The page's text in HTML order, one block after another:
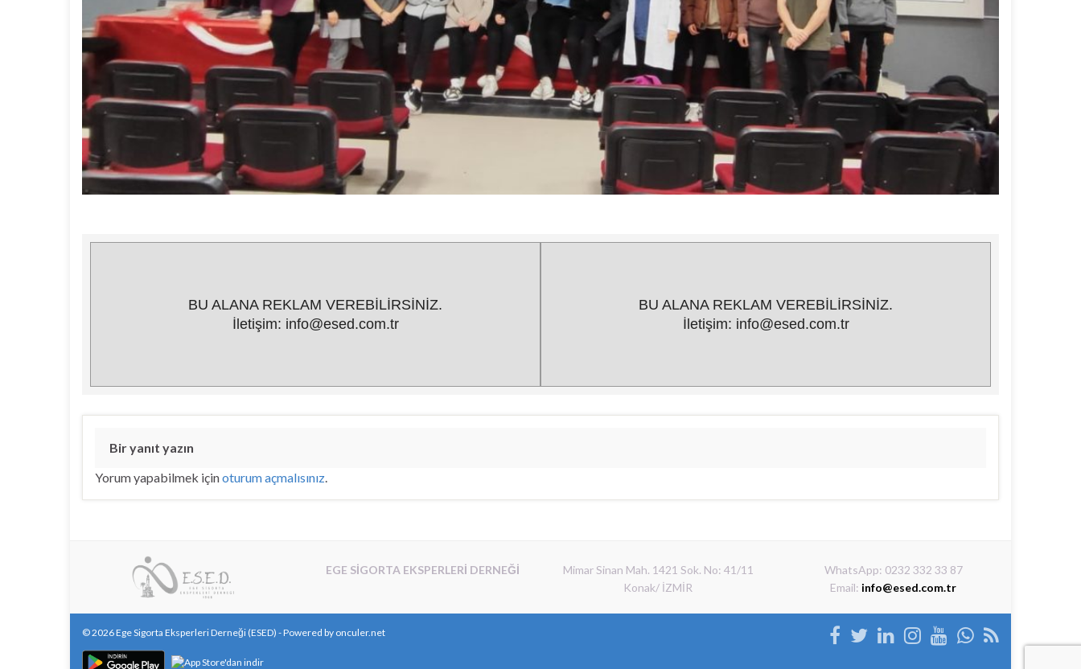
BU ALANA REKLAM VEREBİLİRSİNİZ.
İletişim: info@esed.com.tr
BU ALANA REKLAM VEREBİLİRSİNİZ.
İletişim: info@esed.com.tr
Bir yanıt yazın
Yorum yapabilmek içinoturum açmalısınız
EGE SİGORTA EKSPERLERİ DERNEĞİ
Mimar Sinan Mah. 1421 Sok. No: 41/11
Konak/ İZMİR
WhatsApp: 0232 332 33 87
Email: info@esed.com.tr
© 2026 Ege Sigorta Eksperleri Derneği (ESED) - Powered by onculer.net